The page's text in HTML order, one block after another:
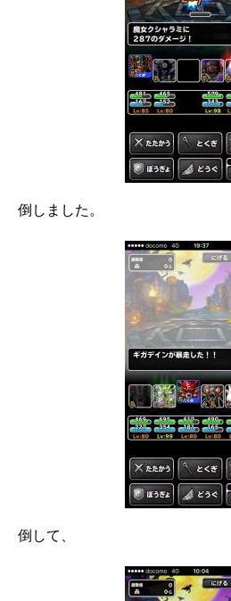
倒しました。
倒して、